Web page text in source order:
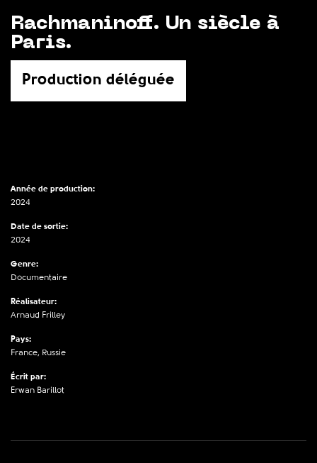
Rachmaninoff. Un siècle à
Paris.
Production déléguée
Année de production:
2024
Date de sortie:
2024
Genre:
Documentaire
Réalisateur:
Arnaud Frilley
Pays:
France, Russie
Écrit par:
Erwan Barillot